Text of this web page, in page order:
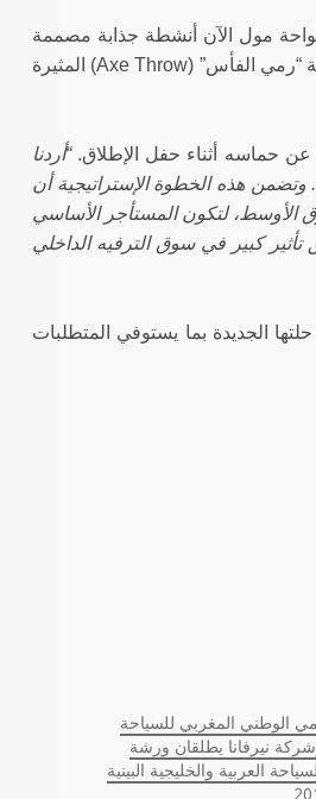
مول الآن أنشطة جذابة مصممة
“رمي الفأس” (Axe Throw) المثيرة
عن حماسه أثناء حفل الإطلاق.“أردنا
وتضمن هذه الخطوة الإستراتيجية أن
الأوسط، لتكون المستأجر الأساسي
كبير في سوق الترفيه الداخلي
الجديدة بما يستوفي المتطلبات
الوطني المغربي للسياحة
نيرفانا يطلقان ورشة
العربية والخليجية البينية